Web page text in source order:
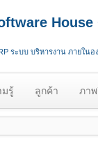
ระบบ บริหารงาน ภายใน
มรู้ ลูกค้า ภา